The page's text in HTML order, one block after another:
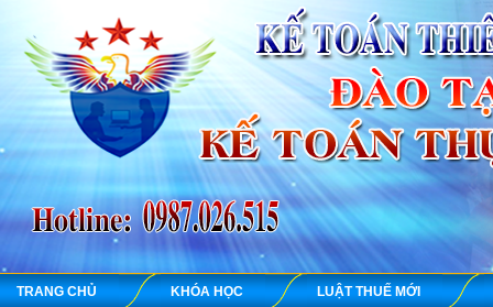
TRANG CHỦ KHÓA HỌC LUẬT THUẾ MỚI